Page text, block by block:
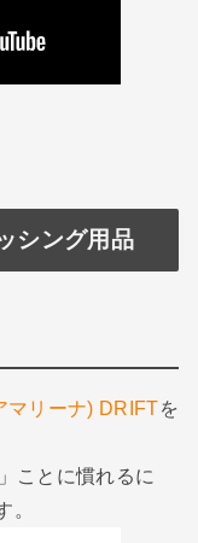
シング用品
マリーナ) DRIFTを
ことに慣れるに
。